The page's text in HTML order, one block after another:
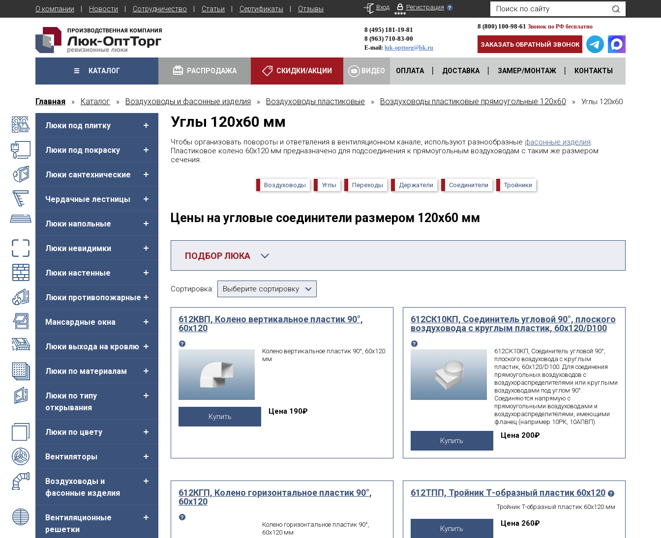
О компании Новости Сотрудничество Статьи Сертификаты Отзывы Вход Регистрация
8 (495) 181-19-81
8 (963) 710-83-00
E-mail:luk-opttorg@bk.ru
8 (800) 100-98-61 Звонок по РФ бесплатно
ЗАКАЗАТЬ ОБРАТНЫЙ ЗВОНОК
КАТАЛОГ РАСПРОДАЖА СКИДКИ/АКЦИИ ВИДЕО ОПЛАТА ДОСТАВКА ЗАМЕР/МОНТАЖ КОНТАКТЫ
Главная » Каталог » Воздуховоды и фасонные изделия » Воздуховоды пластиковые » Воздуховоды пластиковые прямоугольные 120х60 » Углы 120х60
Люки под плитку
Люки под покраску
Люки сантехнические
Чердачные лестницы
Люки напольные
Люки невидимки
Люки настенные
Люки противопожарные
Мансардные окна
Люки выхода на кровлю
Люки по материалам
Люки по типу
открывания
Люки по цвету
Вентиляторы
Воздуховоды и
фасонные изделия
Вентиляционные
решетки
Углы 120х60 мм
Чтобы организовать повороты и ответвления в вентиляционном канале, используют разнообразные фасонные изделия.
Пластиковое колено 60х120 мм предназначено для подсоединения к прямоугольным воздуховодам с таким же размером
сечения.
Воздуховоды Углы Переходы Держатели Соединители Тройники
Цены на угловые соединители размером 120х60 мм
ПОДБОР ЛЮКА
размеру
использовать дополнительные параметры
Сортировка: Выберите сортировку
612КВП, Колено вертикальное пластик 90°,
60х120
Колено вертикальное пластик 90°, 60х120
мм
Купить
Цена 190₽
612СК10КП, Соединитель угловой 90°, плоского
воздуховода с круглым пластик, 60х120/D100
612СК10КП, Соединитель угловой 90°,
плоского воздуховода с круглым
пластик, 60х120/D100. Для соединения
прямоугольных воздуховодов с
воздухораспределителями или круглыми
воздуховодами под углом 90°.
Соединяются напрямую c
прямоугольными воздуховодами и
воздухораспределителями, имеющими
фланец (например 10РК, 10АПВП).
Купить
Цена200₽
612КГП, Колено горизонтальное пластик 90°,
60х120
Колено горизонтальное пластик 90°,
60х120 мм
612ТПП, Тройник Т-образный пластик 60х120
Тройник Т-образный пластик 60х120 мм
Купить
Цена260₽